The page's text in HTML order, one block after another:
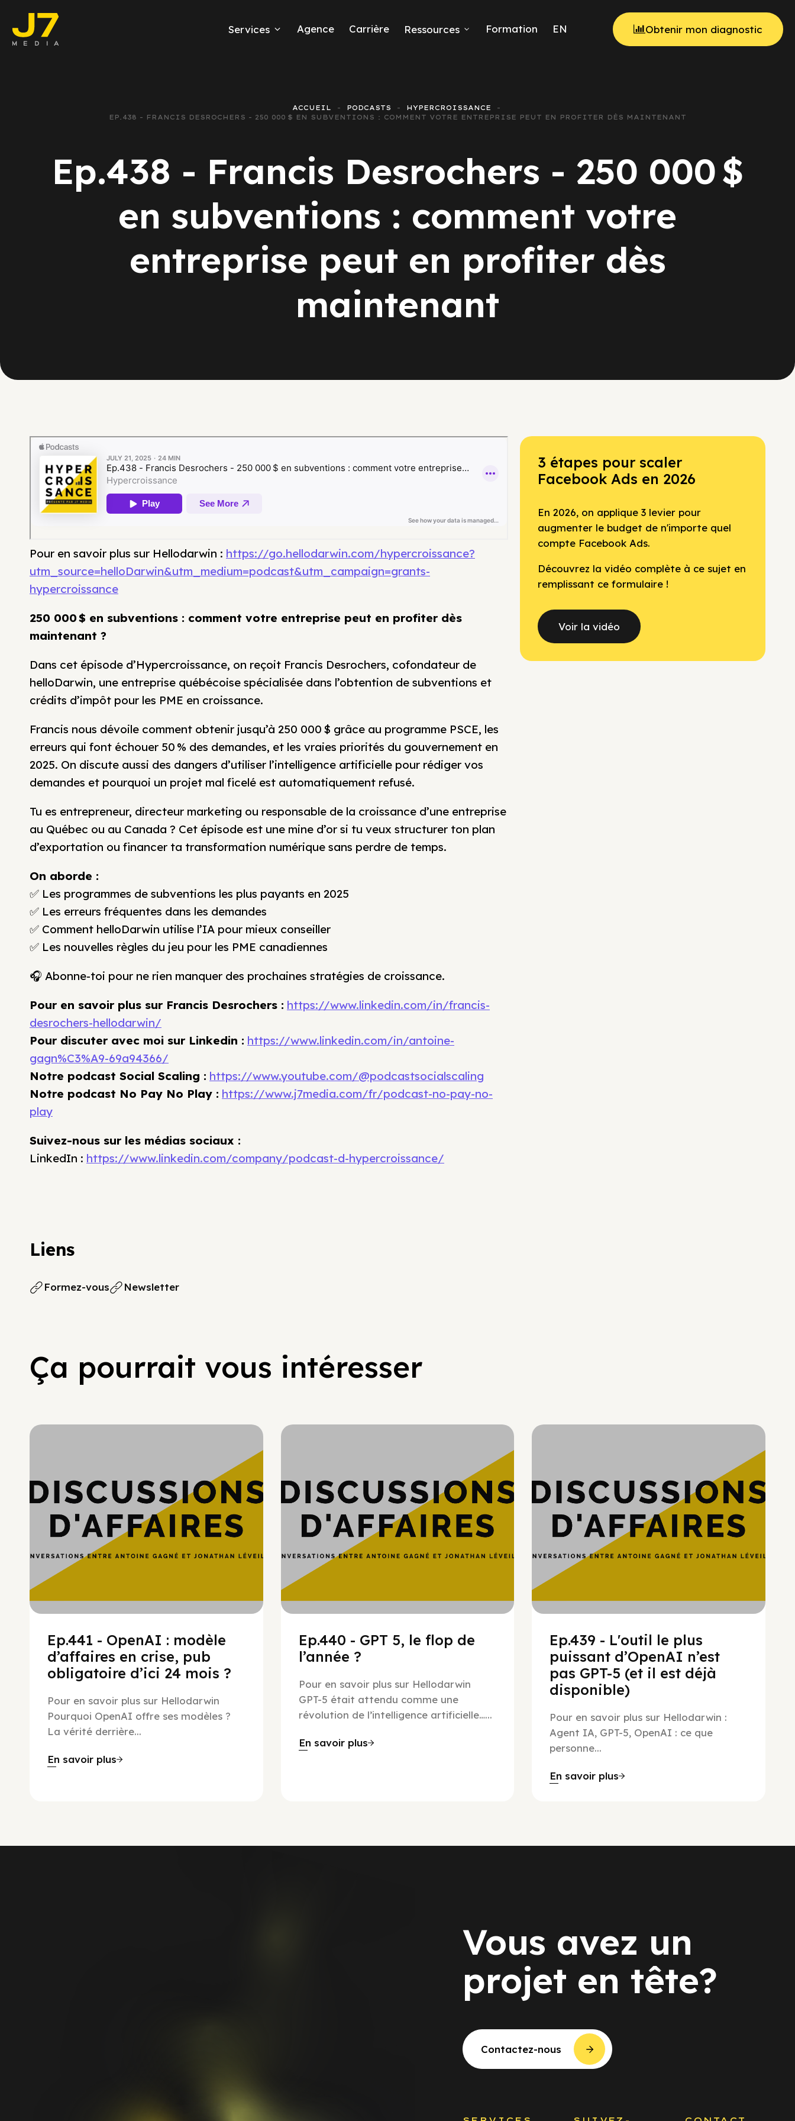
Services
Google Ads
Emailing
Rapports Meta Ads
Agence Carrière Ressources Formation EN Obtenir mon diagnostic
ACCUEIL PODCASTS
HYPERCROISSANCE
EP.438 - FRANCIS DESROCHERS - 250 000 $ EN SUBVENTIONS : COMMENT VOTRE ENTREPRISE PEUT EN PROFITER DÈS MAINTENANT
Ep.438 - Francis Desrochers - 250 000 $
en subventions : comment votre
entreprise peut en profiter dès
maintenant
Pour en savoir plus sur Hellodarwin : https://go.hellodarwin.com/hypercroissance?
utm_source=helloDarwin&utm_medium=podcast&utm_campaign=grants-
hypercroissance
250 000 $ en subventions : comment votre entreprise peut en profiter dès
maintenant ?
Dans cet épisode d’Hypercroissance, on reçoit Francis Desrochers, cofondateur de
helloDarwin, une entreprise québécoise spécialisée dans l’obtention de subventions et
crédits d’impôt pour les PME en croissance.
Francis nous dévoile comment obtenir jusqu’à 250 000 $ grâce au programme PSCE, les
erreurs qui font échouer 50 % des demandes, et les vraies priorités du gouvernement en
2025. On discute aussi des dangers d’utiliser l’intelligence artificielle pour rédiger vos
demandes et pourquoi un projet mal ficelé est automatiquement refusé.
Tu es entrepreneur, directeur marketing ou responsable de la croissance d’une entreprise
au Québec ou au Canada ? Cet épisode est une mine d’or si tu veux structurer ton plan
d’exportation ou financer ta transformation numérique sans perdre de temps.
On aborde :
✅ Les programmes de subventions les plus payants en 2025
✅ Les erreurs fréquentes dans les demandes
✅ Comment helloDarwin utilise l’IA pour mieux conseiller
✅ Les nouvelles règles du jeu pour les PME canadiennes
🎧 Abonne-toi pour ne rien manquer des prochaines stratégies de croissance.
Pour en savoir plus sur Francis Desrochers : https://www.linkedin.com/in/francis-
desrochers-hellodarwin/
Pour discuter avec moi sur Linkedin : https://www.linkedin.com/in/antoine-
gagn%C3%A9-69a94366/⁠
Notre podcast Social Scaling : https://www.youtube.com/@podcastsocialscaling
Notre podcast No Pay No Play : https://www.j7media.com/fr/podcast-no-pay-no-
play
Suivez-nous sur les médias sociaux :
LinkedIn : ⁠ https://www.linkedin.com/company/podcast-d-hypercroissance/
Liens
Formez-vous Newsletter
3 étapes pour scaler
Facebook Ads en 2026
En 2026, on applique 3 levier pour
augmenter le budget de n'importe quel
compte Facebook Ads.
Découvrez la vidéo complète à ce sujet en
remplissant ce formulaire !
Voir la vidéo
Ça pourrait vous intéresser
Ep.441 - OpenAI : modèle
d’affaires en crise, pub
obligatoire d’ici 24 mois ?
Pour en savoir plus sur Hellodarwin
Pourquoi OpenAI offre ses modèles ?
La vérité derrière...
En savoir plus
Ep.440 - GPT 5, le flop de
l’année ?
Pour en savoir plus sur Hellodarwin
GPT-5 était attendu comme une
révolution de l’intelligence artificielle…...
En savoir plus
Ep.439 - L'outil le plus
puissant d’OpenAI n’est
pas GPT-5 (et il est déjà
disponible)
Pour en savoir plus sur Hellodarwin :
Agent IA, GPT-5, OpenAI : ce que
personne...
En savoir plus
Vous avez un
projet en tête?
Contactez-nous